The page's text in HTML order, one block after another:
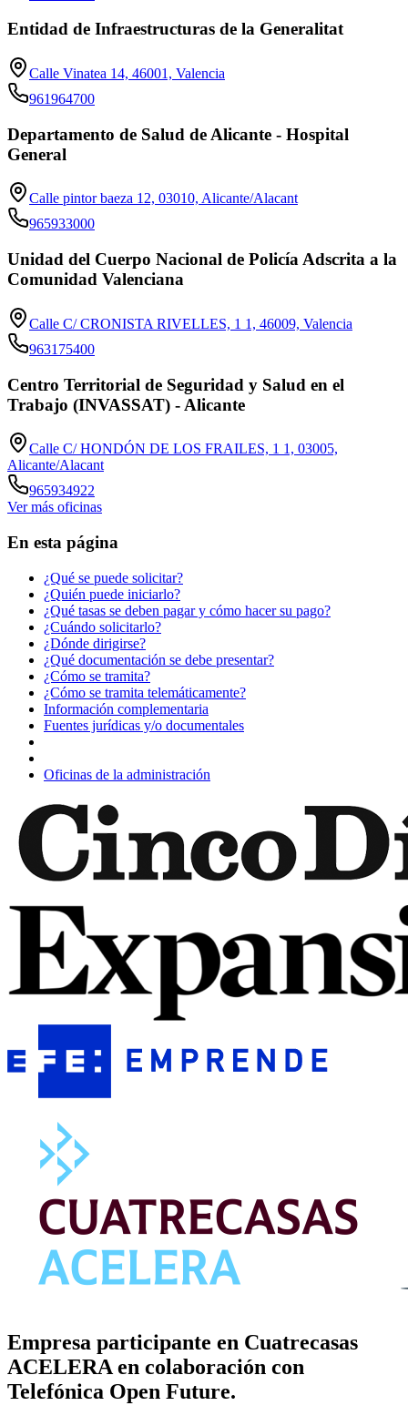
Entidad de Infraestructuras de la Generalitat
Calle Vinatea 14, 46001, Valencia
961964700
Departamento de Salud de Alicante - Hospital
General
Calle pintor baeza 12, 03010, Alicante/Alacant
965933000
Unidad del Cuerpo Nacional de Policía Adscrita a la
Comunidad Valenciana
Calle C/ CRONISTA RIVELLES, 1 1, 46009, Valencia
963175400
Centro Territorial de Seguridad y Salud en el
Trabajo (INVASSAT) - Alicante
Calle C/ HONDÓN DE LOS FRAILES, 1 1, 03005,
Alicante/Alacant
965934922
Ver más oficinas
En esta página
¿Qué se puede solicitar?
¿Quién puede iniciarlo?
¿Qué tasas se deben pagar y cómo hacer su pago?
¿Cuándo solicitarlo?
¿Dónde dirigirse?
¿Qué documentación se debe presentar?
¿Cómo se tramita?
¿Cómo se tramita telemáticamente?
Información complementaria
Fuentes jurídicas y/o documentales
Oficinas de la administración
Empresa participante en Cuatrecasas
ACELERA en colaboración con
Telefónica Open Future.